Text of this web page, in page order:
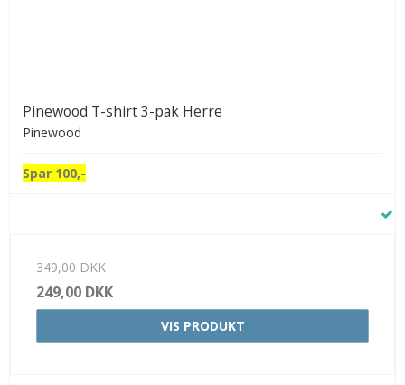
Pinewood T-shirt 3-pak Herre
Pinewood
Spar 100,-
349,00 DKK
249,00 DKK
VIS PRODUKT